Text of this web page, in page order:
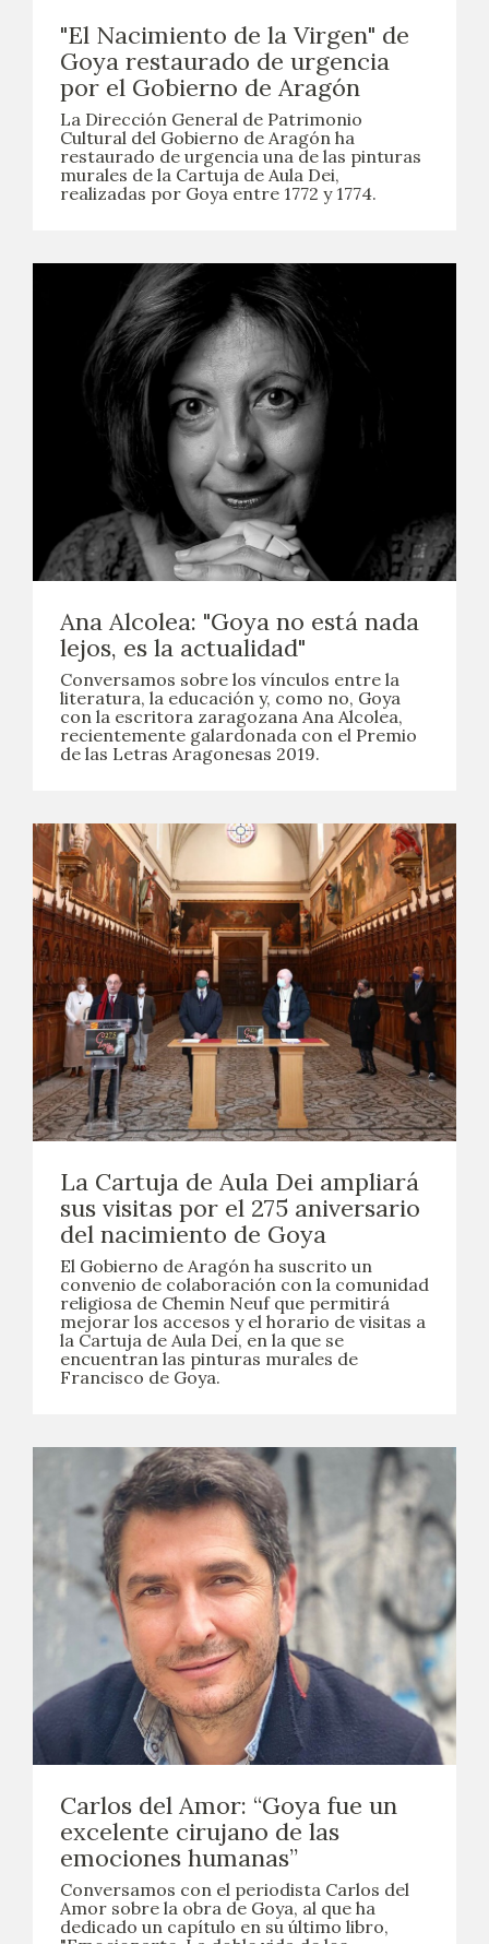
"El Nacimiento de la Virgen" de
Goya restaurado de urgencia
por el Gobierno de Aragón
La Dirección General de Patrimonio
Cultural del Gobierno de Aragón ha
restaurado de urgencia una de las pinturas
murales de la Cartuja de Aula Dei,
realizadas por Goya entre 1772 y 1774.
Ana Alcolea: "Goya no está nada
lejos, es la actualidad"
Conversamos sobre los vínculos entre la
literatura, la educación y, como no, Goya
con la escritora zaragozana Ana Alcolea,
recientemente galardonada con el Premio
de las Letras Aragonesas 2019.
La Cartuja de Aula Dei ampliará
sus visitas por el 275 aniversario
del nacimiento de Goya
El Gobierno de Aragón ha suscrito un
convenio de colaboración con la comunidad
religiosa de Chemin Neuf que permitirá
mejorar los accesos y el horario de visitas a
la Cartuja de Aula Dei, en la que se
encuentran las pinturas murales de
Francisco de Goya.
Carlos del Amor: “Goya fue un
excelente cirujano de las
emociones humanas”
Conversamos con el periodista Carlos del
Amor sobre la obra de Goya, al que ha
dedicado un capítulo en su último libro,